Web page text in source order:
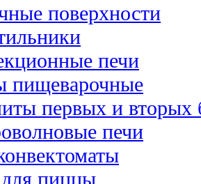
поверхности
печи
пищеварочные
первых и вторых
печи
пиццы